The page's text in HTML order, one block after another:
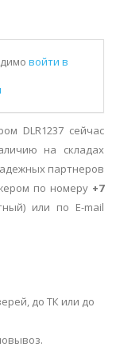
войти в
DLR1237 сейчас
на складах
партнеров
по номеру +7
или по E-mail
до ТК или до